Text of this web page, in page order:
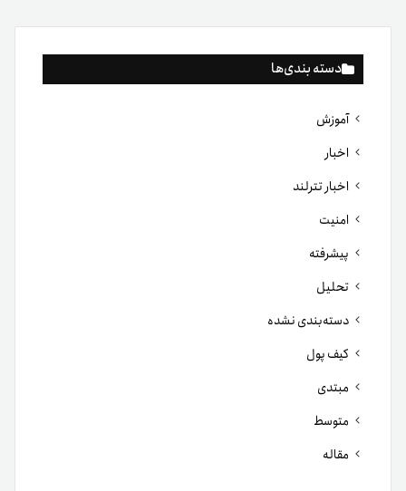
دسته بندی‌ها
آموزش
اخبار
اخبار تترلند
امنیت
پیشرفته
تحلیل
دسته‌بندی نشده
کیف پول
مبتدی
متوسط
مقاله